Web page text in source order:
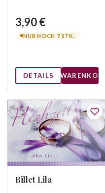
3,90 €
NUR NOCH 7 STK.
DETAILS WARENKORB
Billet Lila